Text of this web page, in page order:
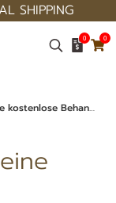
SHIPPING
0 0
für AIDS-Patienten